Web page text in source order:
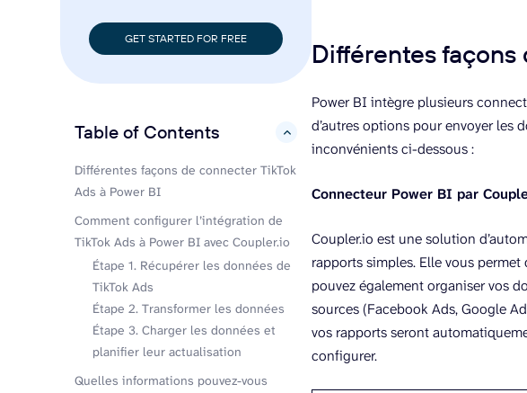
GET STARTED FOR FREE
Table of Contents
hide
Différentes façons de connecter TikTok
Ads à Power BI
Comment configurer l’intégration de
TikTok Ads à Power BI avec Coupler.io
Étape 1. Récupérer les données de
TikTok Ads
Étape 2. Transformer les données
Étape 3. Charger les données et
planifier leur actualisation
Quelles informations pouvez-vous
Différentes façons
Power BI intègre plusieurs
d’autres options pour envoyer les
inconvénients ci-dessous :
Connecteur Power BI par
Coupler.io est une solution
rapports simples. Elle vous
pouvez également organiser vos
sources (Facebook Ads, Google
vos rapports seront
configurer.